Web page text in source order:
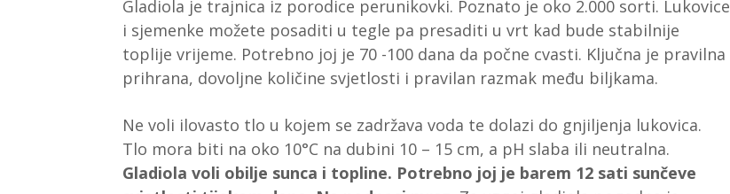
Gladiola je trajnica iz porodice perunikovki. Poznato je oko 2.000 sorti. Lukovice
i sjemenke možete posaditi u tegle pa presaditi u vrt kad bude stabilnije
toplije vrijeme. Potrebno joj je 70 -100 dana da počne cvasti. Ključna je pravilna
prihrana, dovoljne količine svjetlosti i pravilan razmak među biljkama.
Ne voli ilovasto tlo u kojem se zadržava voda te dolazi do gnjiljenja lukovica.
Tlo mora biti na oko 10°C na dubini 10 – 15 cm, a pH slaba ili neutralna.
Gladiola voli obilje sunca i topline. Potrebno joj je barem 12 sati sunčeve